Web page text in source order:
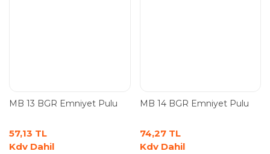
MB 13 BGR Emniyet Pulu
57,13 TL
Kdv Dahil
MB 14 BGR Emniyet Pulu
74,27 TL
Kdv Dahil